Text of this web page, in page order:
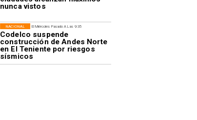
nunca vistos
El Miércoles Pasado A Las 9:35
Codelco suspende
construcción de Andes Norte
en El Teniente por riesgos
sísmicos
NACIONAL